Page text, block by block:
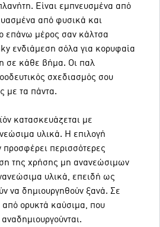
Είναι εμπνευσμένα από
από φυσικά και
επάνω μέρος σαν κάλτσα
ενδιάμεση σόλα για κορυφαία
σε κάθε βήμα. Οι παλ
σχεδιασμός σου
με τα πάντα.
κατασκευάζεται με
υλικά. Η επιλογή
περισσότερες
της χρήσης μη ανανεώσιμων
υλικά, επειδή ως
να δημιουργηθούν ξανά. Σε
από ορυκτά καύσιμα, που